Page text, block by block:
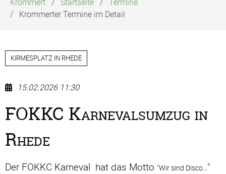
Krommerter Termine im Detail
KIRMESPLATZ IN RHEDE
15.02.2026 11:30
FOKKC Karnevalsumzug in
Rhede
Der FOKKC Karneval hat das Motto "Wir sind Disco..."